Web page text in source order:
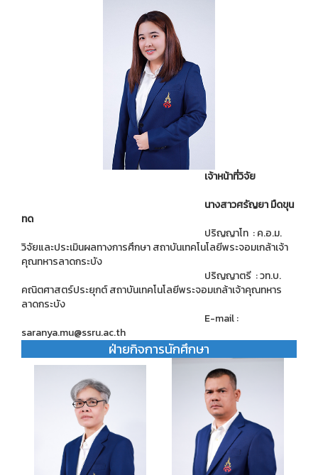
เจ้าหน้าที่วิจัย
นางสาวศรัญยา มืดขุน
ทด
ปริญญาโท : ค.อ.ม.
วิจัยและประเมินผลทางการศึกษา สถาบันเทคโนโลยีพระจอมเกล้าเจ้า
คุณทหารลาดกระบัง
ปริญญาตรี : วท.บ.
คณิตศาสตร์ประยุกต์ สถาบันเทคโนโลยีพระจอมเกล้าเจ้าคุณทหาร
ลาดกระบัง
E-mail :
saranya.mu@ssru.ac.th
ฝ่ายกิจการนักศึกษา